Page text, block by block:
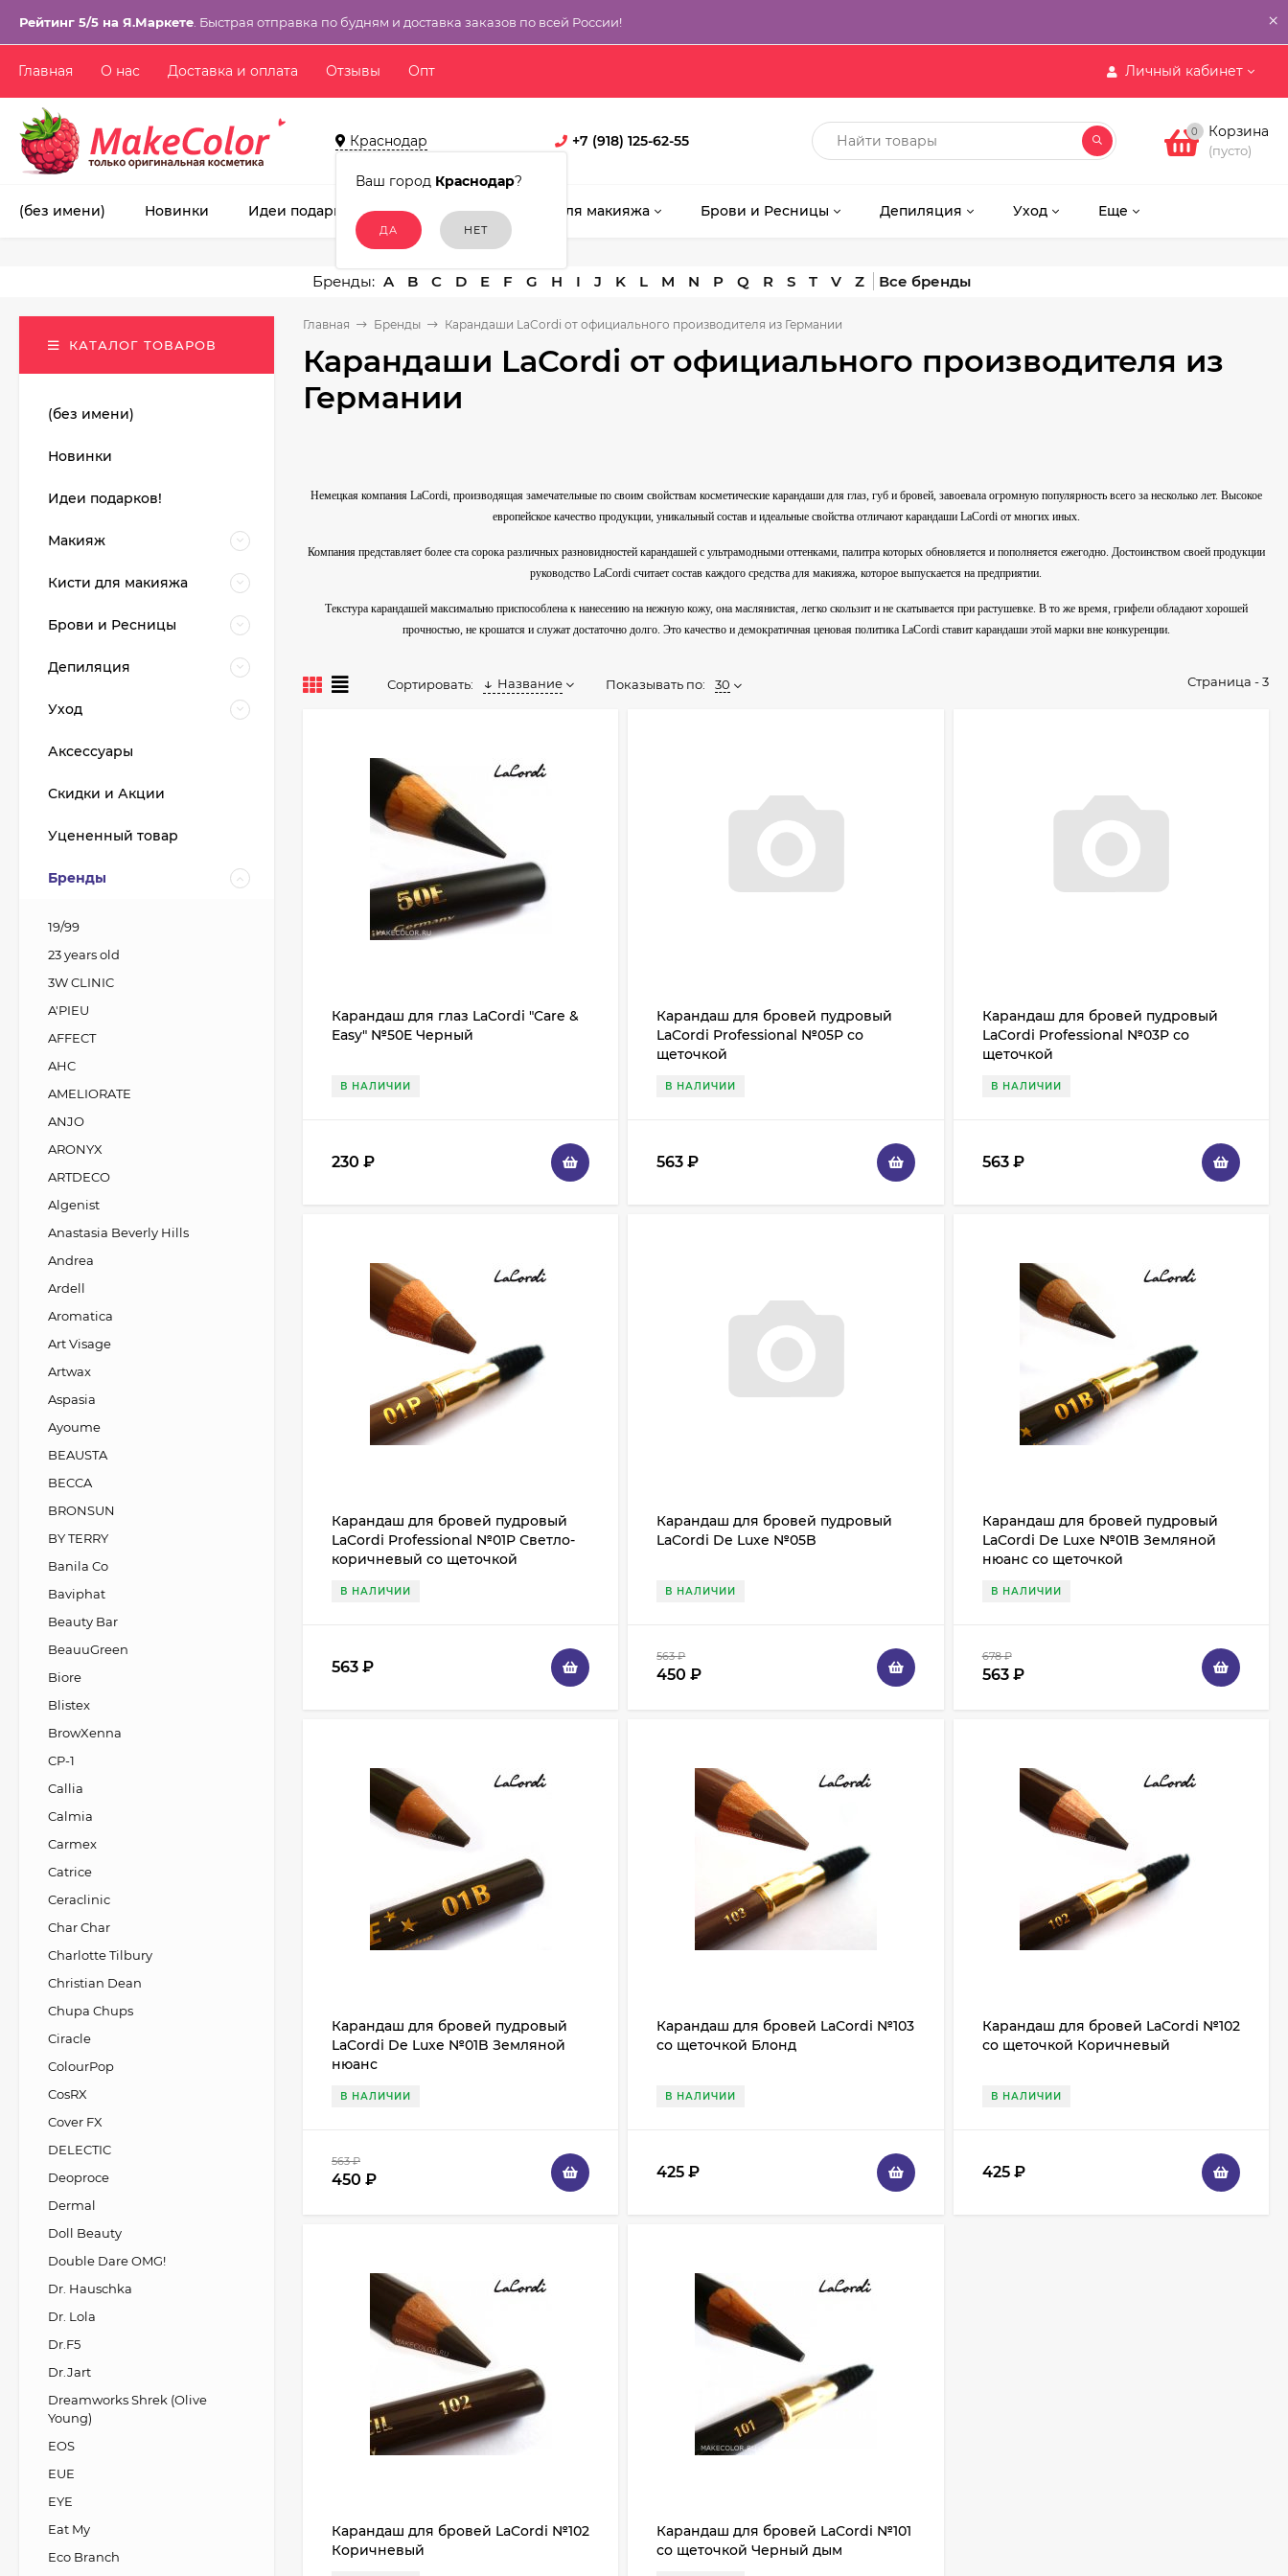
Рейтинг 5/5 на Я.Маркете . Быстрая отправка по будням и доставка заказов по всей России! ×
Личный кабинет
Главная О нас Доставка и оплата Отзывы Опт
Краснодар
Ваш город Краснодар?
+7 (918) 125-62-55
0 Корзина
(пусто)
(без имени) Новинки Идеи подарков! Макияж Кисти для макияжа Брови и Ресницы Депиляция Уход Еще
A B C D E F G H I J K L M N P Q R S T V Z
Главная Бренды Карандаши LaCordi от официального производителя из Германии
Карандаши LaCordi от официального производителя из
Германии
Немецкая компания LaCordi, производящая замечательные по своим свойствам косметические карандаши для глаз, губ и бровей, завоевала огромную популярность всего за несколько лет. Высокое
европейское качество продукции, уникальный состав и идеальные свойства отличают карандаши LaCordi от многих иных.
Компания представляет более ста сорока различных разновидностей карандашей с ультрамодными оттенками, палитра которых обновляется и пополняется ежегодно. Достоинством своей продукции
руководство LaCordi считает состав каждого средства для макияжа, которое выпускается на предприятии.
Текстура карандашей максимально приспособлена к нанесению на нежную кожу, она маслянистая, легко скользит и не скатывается при растушевке. В то же время, грифели обладают хорошей
прочностью, не крошатся и служат достаточно долго. Это качество и демократичная ценовая политика LaCordi ставит карандаши этой марки вне конкуренции.
Сортировать: Название Показывать по: 30 Страница - 3
Карандаш для глаз LaCordi "Care &
Easy" №50E Черный
В НАЛИЧИИ
230 ₽
Карандаш для бровей пудровый
LaCordi Professional №05P со
щеточкой
В НАЛИЧИИ
563₽
Карандаш для бровей пудровый
LaCordi Professional №03P со
щеточкой
В НАЛИЧИИ
563 ₽
Карандаш для бровей пудровый
LaCordi Professional №01P Светло-
коричневый со щеточкой
В НАЛИЧИИ
563 ₽
Карандаш для бровей пудровый
LaCordi De Luxe №05B
В НАЛИЧИИ
563₽
450₽
Карандаш для бровей пудровый
LaCordi De Luxe №01B Земляной
нюанс со щеточкой
В НАЛИЧИИ
678₽
563 ₽
Карандаш для бровей пудровый
LaCordi De Luxe №01B Земляной
нюанс
В НАЛИЧИИ
563₽
450 ₽
Карандаш для бровей LaCordi №103
со щеточкой Блонд
В НАЛИЧИИ
425₽
Карандаш для бровей LaCordi №102
со щеточкой Коричневый
В НАЛИЧИИ
425 ₽
Карандаш для бровей LaCordi №102
Коричневый
Карандаш для бровей LaCordi №101
со щеточкой Черный дым
КАТАЛОГ ТОВАРОВ
(без имени)
Новинки
Идеи подарков!
Макияж
Кисти для макияжа
Брови и Ресницы
Депиляция
Уход
Аксессуары
Скидки и Акции
Уцененный товар
Бренды
19/99
23 years old
3W CLINIC
A'PIEU
AFFECT
AHC
AMELIORATE
ANJO
ARONYX
ARTDECO
Algenist
Anastasia Beverly Hills
Andrea
Ardell
Aromatica
Art Visage
Artwax
Aspasia
Ayoume
BEAUSTA
BECCA
BRONSUN
BY TERRY
Banila Co
Baviphat
Beauty Bar
BeauuGreen
Biore
Blistex
BrowXenna
CP-1
Callia
Calmia
Carmex
Catrice
Ceraclinic
Char Char
Charlotte Tilbury
Christian Dean
Chupa Chups
Ciracle
ColourPop
CosRX
Cover FX
DELECTIC
Deoproce
Dermal
Doll Beauty
Double Dare OMG!
Dr. Hauschka
Dr. Lola
Dr.F5
Dr.Jart
Dreamworks Shrek (Olive
Young)
EOS
EUE
EYE
Eat My
Eco Branch